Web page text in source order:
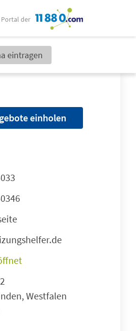
Portal der
eintragen
einholen
Westfalen